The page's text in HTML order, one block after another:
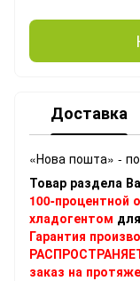
Доставка
«Нова пошта» -
Товар раздела
100-процентной
хладогентом
Гарантия
заказ на